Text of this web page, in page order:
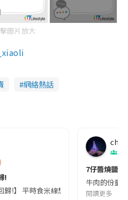
圖片放大
網絡熱話
!
歸!】 平時食米線想加小食,但又想
7仔醬燒鹽
牛肉的份量
閱讀更多